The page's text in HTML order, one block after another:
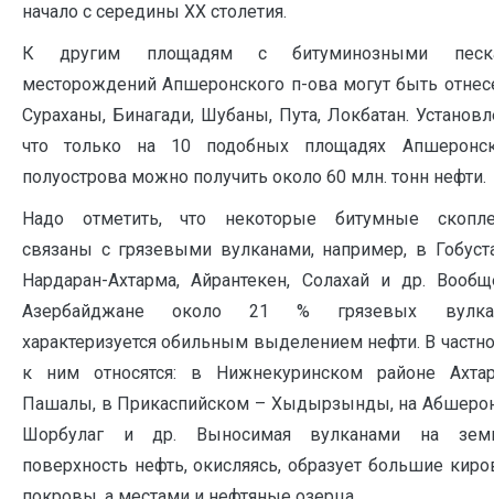
начало с середины XX столетия.
К другим площадям с битуминозными
месторождений Апшеронского п-ова могут быть
Сураханы, Бинагади, Шубаны, Пута, Локбатан.
что только на 10 подобных площадях
полуострова можно получить около 60 млн. тонн нефти.
Надо отметить, что некоторые битумные
связаны с грязевыми вулканами, например, в
Нардаран-Ахтарма, Айрантекен, Солахай и др.
Азербайджане около 21 % грязевых
характеризуется обильным выделением нефти. В
к ним относятся: в Нижнекуринском районе
Пашалы, в Прикаспийском – Хыдырзынды, на
Шорбулаг и др. Выносимая вулканами на
поверхность нефть, окисляясь, образует большие